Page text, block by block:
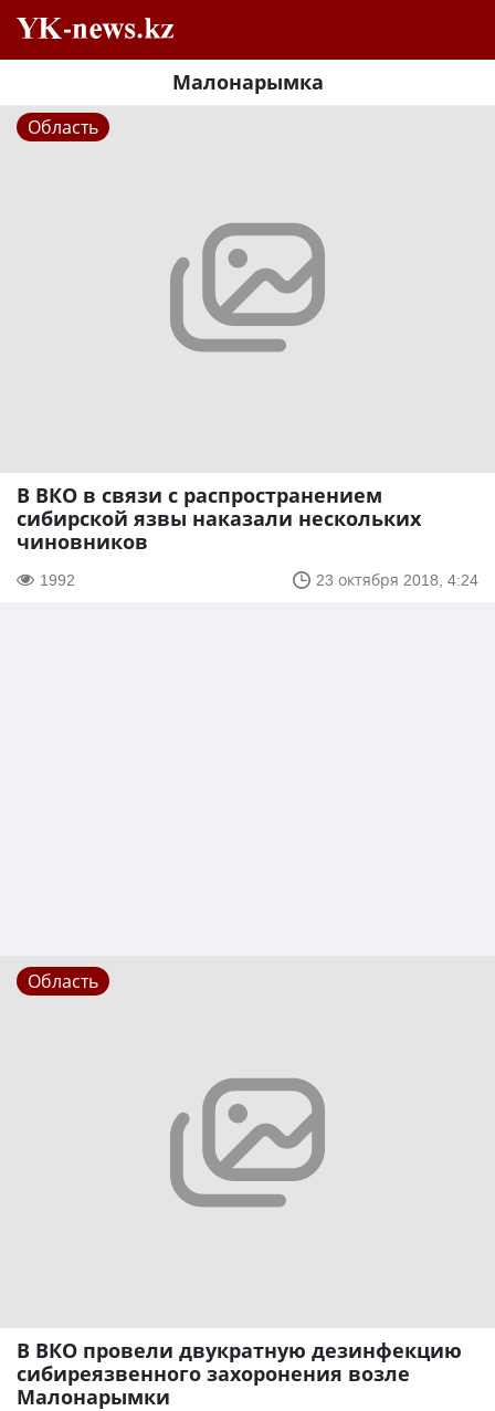
Малонарымка
Область
В ВКО в связи с распространением
сибирской язвы наказали нескольких
чиновников
1992 23 октября 2018, 4:24
Область
В ВКО провели двукратную дезинфекцию
сибиреязвенного захоронения возле
Малонарымки